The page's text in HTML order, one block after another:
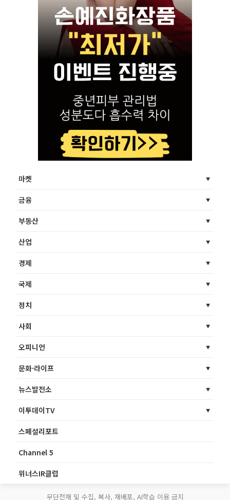
마켓
금융
부동산
산업
경제
국제
정치
사회
오피니언
문화·라이프
뉴스발전소
이투데이TV
스페셜리포트
Channel 5
위너스IR클럽
무단전재 및 수집, 복사, 재배포, AI학습 이용 금지